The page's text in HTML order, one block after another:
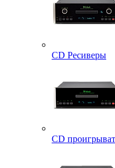
CD Ресиверы
CD